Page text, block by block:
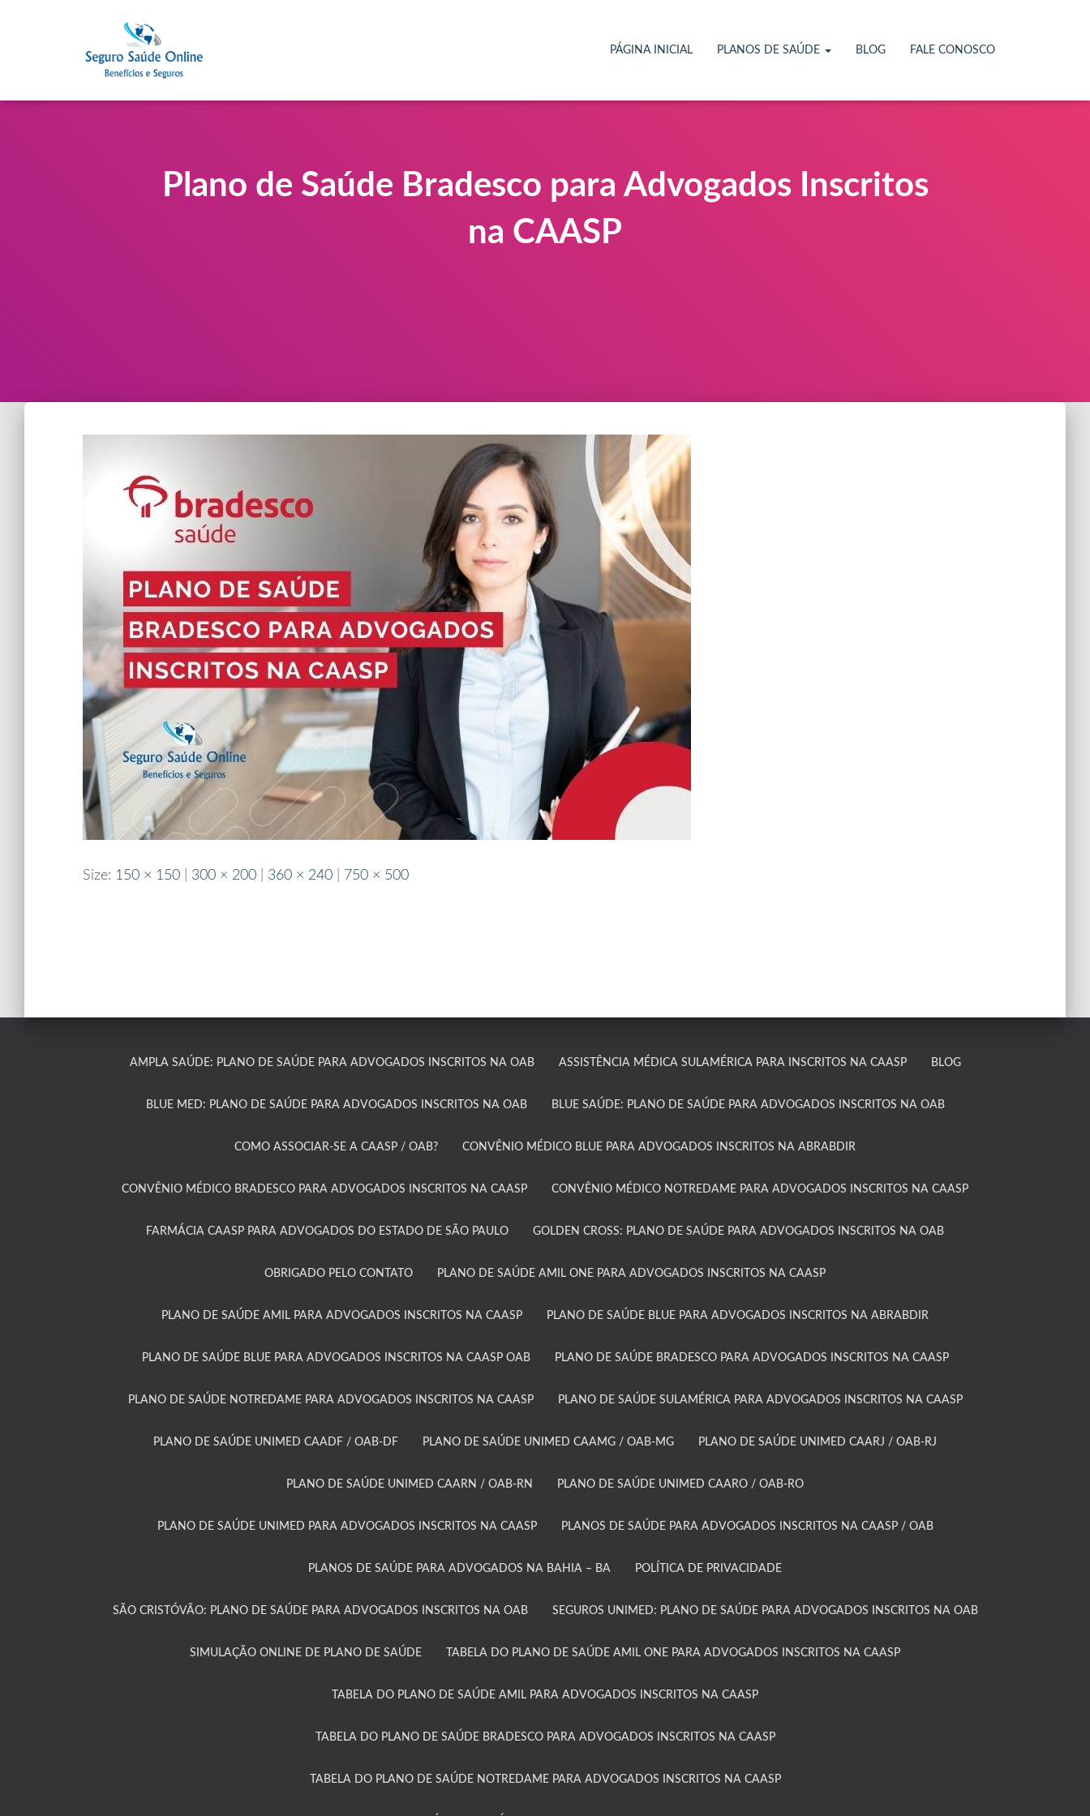
PÁGINA INICIAL PLANOS DE SAÚDE BLOG FALE CONOSCO
Plano de Saúde Bradesco para Advogados Inscritos
na CAASP
Size: 150 × 150 300 × 200 360 × 240 750 × 500
AMPLA SAÚDE: PLANO DE SAÚDE PARA ADVOGADOS INSCRITOS NA OAB ASSISTÊNCIA MÉDICA SULAMÉRICA PARA INSCRITOS NA CAASP​ BLOG
BLUE MED: PLANO DE SAÚDE PARA ADVOGADOS INSCRITOS NA OAB BLUE SAÚDE: PLANO DE SAÚDE PARA ADVOGADOS INSCRITOS NA OAB​
COMO ASSOCIAR-SE A CAASP / OAB?​ CONVÊNIO MÉDICO BLUE PARA ADVOGADOS INSCRITOS NA ABRABDIR
CONVÊNIO MÉDICO BRADESCO PARA ADVOGADOS INSCRITOS NA CAASP​ CONVÊNIO MÉDICO NOTREDAME PARA ADVOGADOS INSCRITOS NA CAASP​
FARMÁCIA CAASP PARA ADVOGADOS DO ESTADO DE SÃO PAULO​ GOLDEN CROSS: PLANO DE SAÚDE PARA ADVOGADOS INSCRITOS NA OAB
OBRIGADO PELO CONTATO PLANO DE SAÚDE AMIL ONE PARA ADVOGADOS INSCRITOS NA CAASP​
PLANO DE SAÚDE AMIL PARA ADVOGADOS INSCRITOS NA CAASP PLANO DE SAÚDE BLUE PARA ADVOGADOS INSCRITOS NA ABRABDIR
PLANO DE SAÚDE BLUE PARA ADVOGADOS INSCRITOS NA CAASP OAB PLANO DE SAÚDE BRADESCO PARA ADVOGADOS INSCRITOS NA CAASP​
PLANO DE SAÚDE NOTREDAME PARA ADVOGADOS INSCRITOS NA CAASP​ PLANO DE SAÚDE SULAMÉRICA PARA ADVOGADOS INSCRITOS NA CAASP​
PLANO DE SAÚDE UNIMED CAADF / OAB-DF​ PLANO DE SAÚDE UNIMED CAAMG / OAB-MG​ PLANO DE SAÚDE UNIMED CAARJ / OAB-RJ​
PLANO DE SAÚDE UNIMED CAARN / OAB-RN PLANO DE SAÚDE UNIMED CAARO / OAB-RO​
PLANO DE SAÚDE UNIMED PARA ADVOGADOS INSCRITOS NA CAASP​ PLANOS DE SAÚDE PARA ADVOGADOS INSCRITOS NA CAASP / OAB
PLANOS DE SAÚDE PARA ADVOGADOS NA BAHIA – BA​ POLÍTICA DE PRIVACIDADE
SÃO CRISTÓVÃO: PLANO DE SAÚDE PARA ADVOGADOS INSCRITOS NA OAB SEGUROS UNIMED: PLANO DE SAÚDE PARA ADVOGADOS INSCRITOS NA OAB
SIMULAÇÃO ONLINE DE PLANO DE SAÚDE TABELA DO PLANO DE SAÚDE AMIL ONE PARA ADVOGADOS INSCRITOS NA CAASP​
TABELA DO PLANO DE SAÚDE AMIL PARA ADVOGADOS INSCRITOS NA CAASP​
TABELA DO PLANO DE SAÚDE BRADESCO PARA ADVOGADOS INSCRITOS NA CAASP​
TABELA DO PLANO DE SAÚDE NOTREDAME PARA ADVOGADOS INSCRITOS NA CAASP